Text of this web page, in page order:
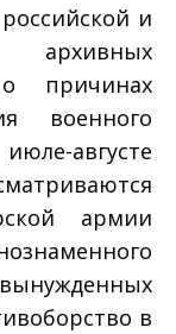
и
архивных
о причинах
военного
августе
армии
в